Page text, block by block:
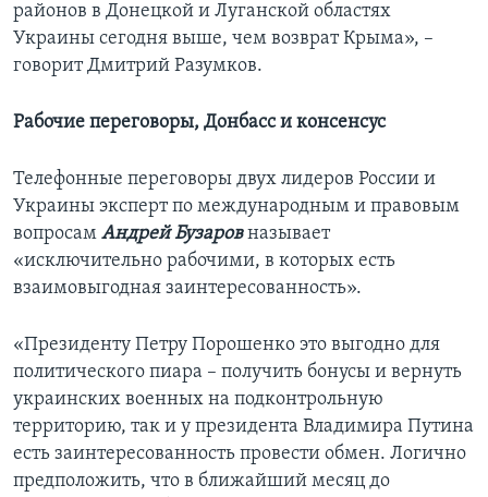
районов в Донецкой и Луганской областях
Украины сегодня выше, чем возврат Крыма», –
говорит Дмитрий Разумков.
Рабочие переговоры, Донбасс и консенсус
Телефонные переговоры двух лидеров России и
Украины эксперт по международным и правовым
вопросам Андрей Бузаровназывает
«исключительно рабочими, в которых есть
взаимовыгодная заинтересованность».
«Президенту Петру Порошенко это выгодно для
политического пиара – получить бонусы и вернуть
украинских военных на подконтрольную
территорию, так и у президента Владимира Путина
есть заинтересованность провести обмен. Логично
предположить, что в ближайший месяц до